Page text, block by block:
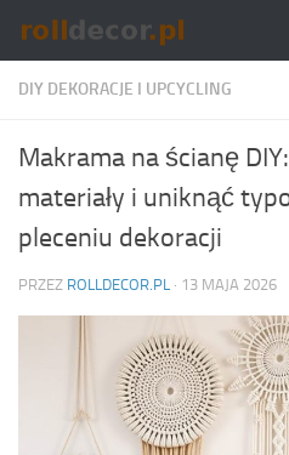
Skip to content
DIY DEKORACJE I UPCYCLING
Makrama na ścianę
materiały i uniknąć
pleceniu dekoracji
PRZEZ ROLLDECOR.PL · 13 MAJA 2026